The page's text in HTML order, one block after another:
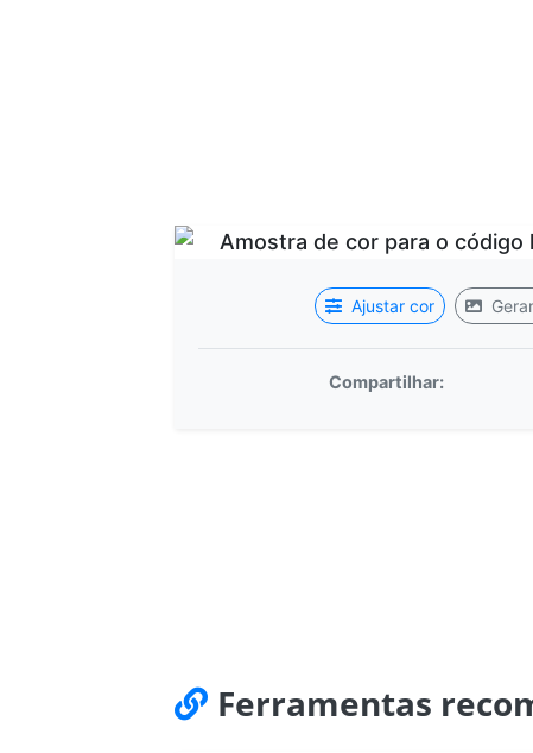
Ajustar cor
Compartilhar:
Ferramentas